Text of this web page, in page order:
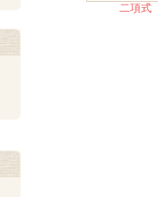
二項式